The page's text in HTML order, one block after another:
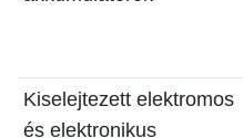
Kiselejtezett elektromos
és elektronikus